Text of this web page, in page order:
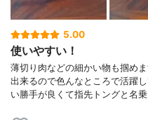
5.00
使いやすい！
薄切り肉などの細かい物も掴め
出来るので色んなところで活躍
い勝手が良くて指先トングと名